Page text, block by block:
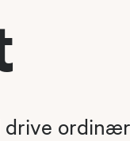
drive